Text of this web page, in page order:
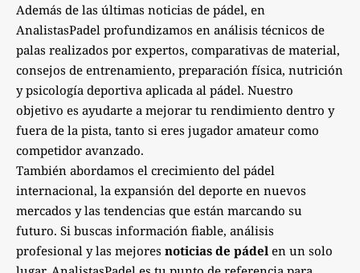
Además de las últimas noticias de pádel, en
AnalistasPadel profundizamos en análisis técnicos de
palas realizados por expertos, comparativas de material,
consejos de entrenamiento, preparación física, nutrición
y psicología deportiva aplicada al pádel. Nuestro
objetivo es ayudarte a mejorar tu rendimiento dentro y
fuera de la pista, tanto si eres jugador amateur como
competidor avanzado.
También abordamos el crecimiento del pádel
internacional, la expansión del deporte en nuevos
mercados y las tendencias que están marcando su
futuro. Si buscas información fiable, análisis
profesional y las mejores noticias de pádel en un solo